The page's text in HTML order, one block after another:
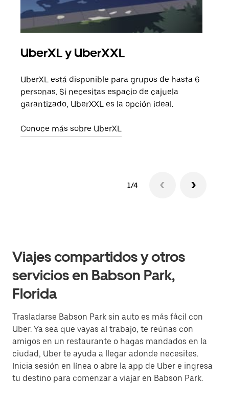
UberXL y UberXXL
UberXL está disponible para grupos de hasta 6
personas. Si necesitas espacio de cajuela
garantizado, UberXXL es la opción ideal.
Conoce más sobre UberXL
1/4
Viajes compartidos y otros
servicios en Babson Park,
Florida
Trasladarse Babson Park sin auto es más fácil con
Uber. Ya sea que vayas al trabajo, te reúnas con
amigos en un restaurante o hagas mandados en la
ciudad, Uber te ayuda a llegar adonde necesites.
Inicia sesión en línea o abre la app de Uber e ingresa
tu destino para comenzar a viajar en Babson Park.